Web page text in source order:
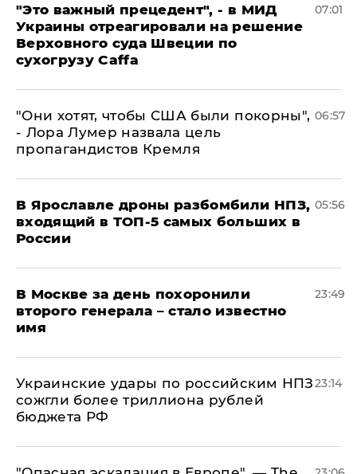
"Это важный прецедент", - в МИД
Украины отреагировали на решение
Верховного суда Швеции по
сухогрузу Caffa
07:01
"Они хотят, чтобы США были покорны",
- Лора Лумер назвала цель
пропагандистов Кремля
06:57
В Ярославле дроны разбомбили НПЗ,
входящий в ТОП-5 самых больших в
России
05:56
В Москве за день похоронили
второго генерала – стало известно
имя
23:49
Украинские удары по российским НПЗ
сожгли более триллиона рублей
бюджета РФ
23:14